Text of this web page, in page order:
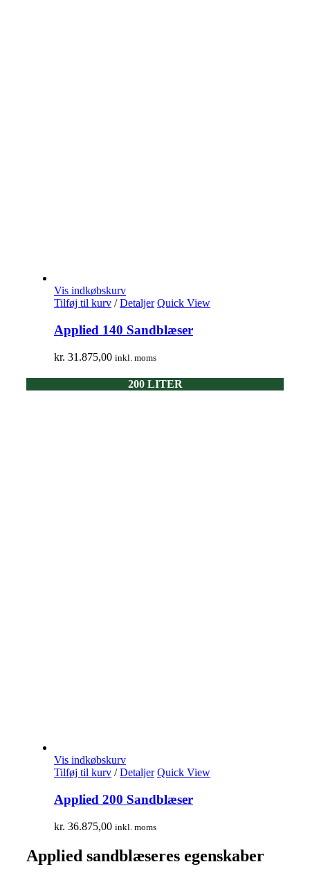
Vis indkøbskurv
Tilføj til kurv/ Detaljer Quick View
Applied 140 Sandblæser
kr. 31.875,00 inkl. moms
200 LITER
Vis indkøbskurv
Tilføj til kurv/ Detaljer Quick View
Applied 200 Sandblæser
kr. 36.875,00 inkl. moms
Applied sandblæseres egenskaber